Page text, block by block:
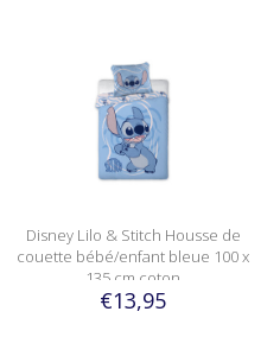
Disney Lilo & Stitch Housse de
couette bébé/enfant bleue 100 x
135 cm coton
€13,95